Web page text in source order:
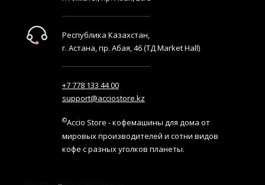
Республика Казахстан,
г. Астана, пр. Абая, 46 (ТД Market Hall)
+7 778 133 44 00
support@acciostore.kz
©Accio Store - кофемашины для дома от
мировых производителей и сотни видов
кофе с разных уголков планеты.